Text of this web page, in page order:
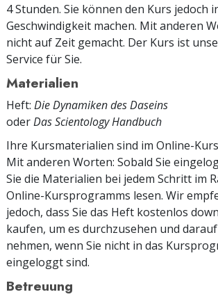
4 Stunden. Sie können den Kurs jedoch
Geschwindigkeit machen. Mit anderen
nicht auf Zeit gemacht. Der Kurs ist
Service für Sie.
Materialien
Heft: Die Dynamiken des Daseins
oderDas Scientology Handbuch
Ihre Kursmaterialien sind im Online-
Mit anderen Worten: Sobald Sie
Sie die Materialien bei jedem Schritt im
Online-Kursprogramms lesen. Wir
jedoch, dass Sie das Heft kostenlos
kaufen, um es durchzusehen und
nehmen, wenn Sie nicht in das
eingeloggt sind.
Betreuung